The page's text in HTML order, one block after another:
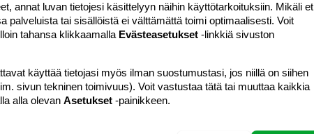
annat luvan tietojesi käsittelyyn näihin käyttötarkoituksiin. Mikäli et
palveluista tai sisällöistä ei välttämättä toimi optimaalisesti. Voit
tahansa klikkaamalla Evästeasetukset -linkkiä sivuston
käyttää tietojasi myös ilman suostumustasi, jos niillä on siihen
sivun tekninen toimivuus). Voit vastustaa tätä tai muuttaa kaikkia
alla olevan Asetukset -painikkeen.